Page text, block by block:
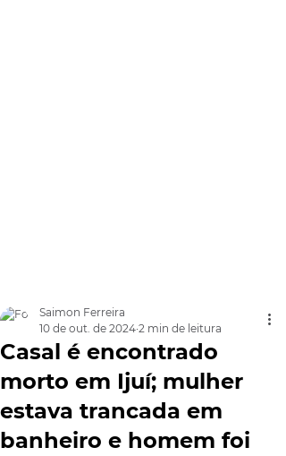
Casal é encontrado
morto em Ijuí; mulher
estava trancada em
banheiro e homem foi
Saimon Ferreira
10 de out. de 2024 2 min de leitura